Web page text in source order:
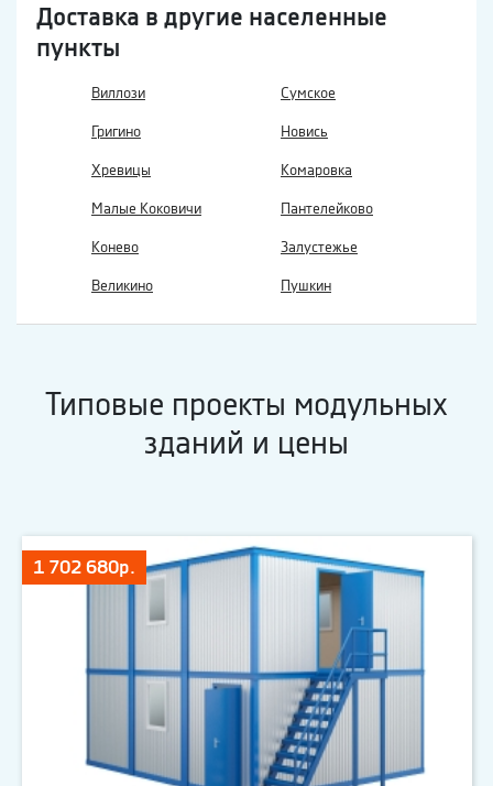
Доставка в другие населенные
пункты
Виллози Сумское
Григино Новись
Хревицы Комаровка
Малые Коковичи Пантелейково
Конево Залустежье
Великино Пушкин
Типовые проекты модульных
зданий и цены
1 702 680р.